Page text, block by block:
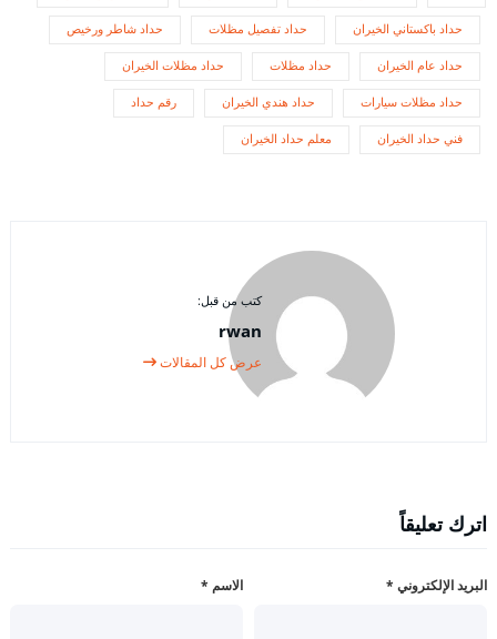
حداد باكستاني الخيران حداد تفصيل مظلات حداد شاطر ورخيص
حداد عام الخيران حداد مظلات حداد مظلات الخيران
حداد مظلات سيارات حداد هندي الخيران رقم حداد
فني حداد الخيران معلم حداد الخيران
كتب من قبل:
rwan
عرض كل المقالات
اترك تعليقاً
الاسم * البريد الإلكتروني *